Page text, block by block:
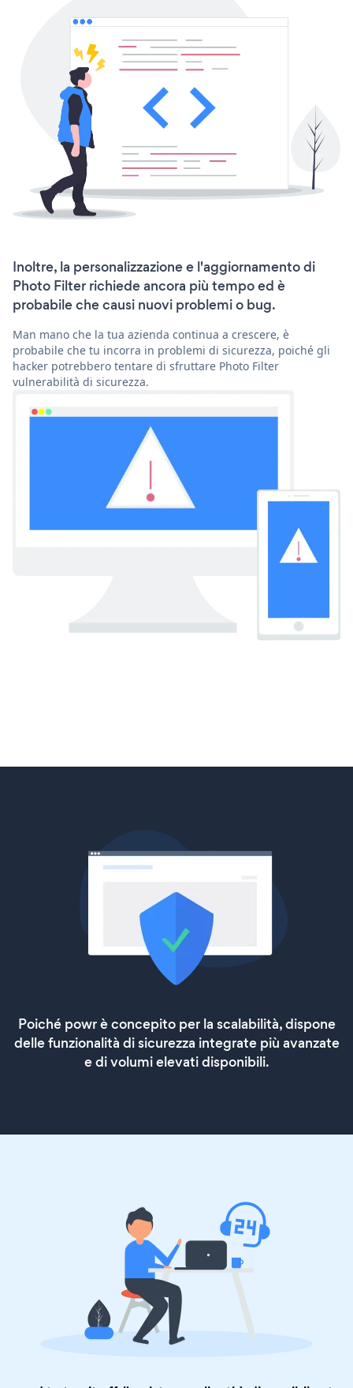
Inoltre, la personalizzazione e l'aggiornamento di
Photo Filter richiede ancora più tempo ed è
probabile che causi nuovi problemi o bug.
Man mano che la tua azienda continua a crescere, è
probabile che tu incorra in problemi di sicurezza, poiché gli
hacker potrebbero tentare di sfruttare Photo Filter
vulnerabilità di sicurezza.
Poiché powr è concepito per la scalabilità, dispone
delle funzionalità di sicurezza integrate più avanzate
e di volumi elevati disponibili.